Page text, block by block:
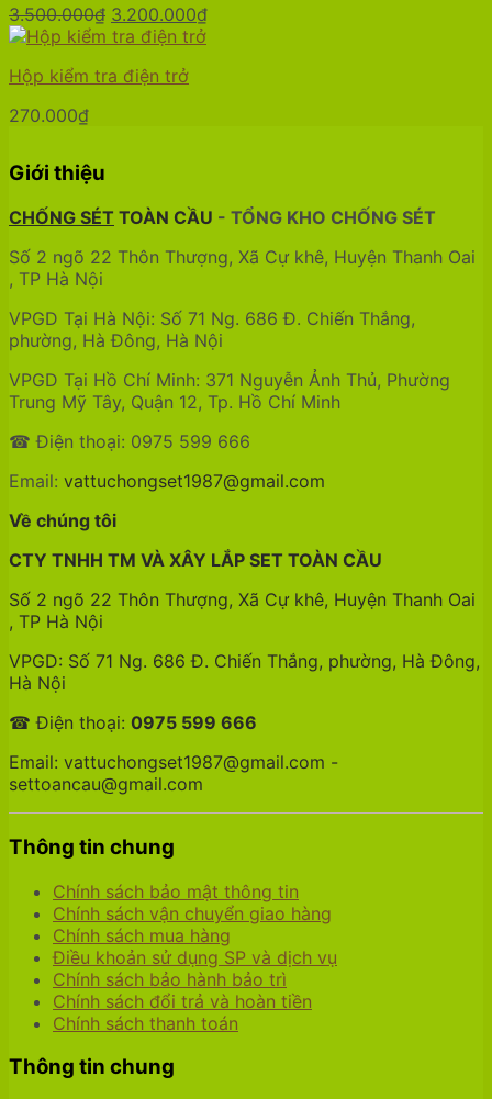
3.500.000₫ Giá
gốc
3.500.000₫.
3.200.000₫Giá
Hộp kiểm tra điện trở
270.000₫
Giới thiệu
CHỐNG SÉT TOÀN CẦU - TỔNG KHO CHỐNG SÉT
Số 2 ngõ 22 Thôn Thượng, Xã Cự khê, Huyện Thanh Oai
, TP Hà Nội
VPGD Tại Hà Nội: Số 71 Ng. 686 Đ. Chiến Thắng,
phường, Hà Đông, Hà Nội
VPGD Tại Hồ Chí Minh: 371 Nguyễn Ảnh Thủ, Phường
Trung Mỹ Tây, Quận 12, Tp. Hồ Chí Minh
☎ Điện thoại: 0975 599 666
Email: vattuchongset1987@gmail.com
Về chúng tôi
CTY TNHH TM VÀ XÂY LẮP SET TOÀN CẦU
Số 2 ngõ 22 Thôn Thượng, Xã Cự khê, Huyện Thanh Oai
, TP Hà Nội
VPGD: Số 71 Ng. 686 Đ. Chiến Thắng, phường, Hà Đông,
Hà Nội
☎ Điện thoại: 0975 599 666
Email: vattuchongset1987@gmail.com -
settoancau@gmail.com
Thông tin chung
Chính sách bảo mật thông tin
Chính sách vận chuyển giao hàng
Chính sách mua hàng
Điều khoản sử dụng SP và dịch vụ
Chính sách bảo hành bảo trì
Chính sách đổi trả và hoàn tiền
Chính sách thanh toán
Thông tin chung